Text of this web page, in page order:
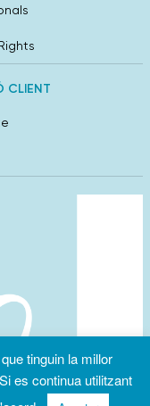
CLIENT
tinguin la millor
es continua utilitzant